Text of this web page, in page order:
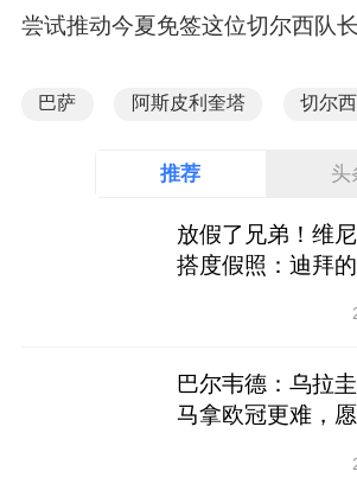
尝试推动今夏免签这位切尔西队长
巴萨 阿斯皮利奎塔 切尔西
推荐 头
放假了兄弟！维
搭度假照：迪拜
巴尔韦德：乌拉
马拿欧冠更难，